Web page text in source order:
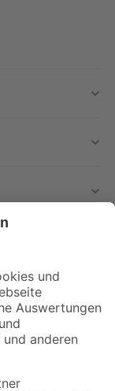
verpassen!